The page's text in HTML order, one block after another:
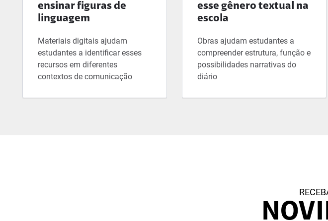
ensinar figuras de
linguagem
Materiais digitais ajudam
estudantes a identificar esses
recursos em diferentes
contextos de comunicação
esse gênero textual na
escola
Obras ajudam estudantes a
compreender estrutura, função e
possibilidades narrativas do
diário